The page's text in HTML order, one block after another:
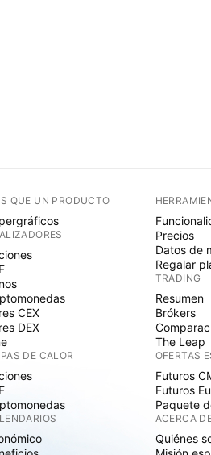
QUE UN PRODUCTO
CEX
DEX
DE CALOR
Precios
Datos de
Regalar
TRADING
Resumen
Brókers
The Leap
OFERTAS
Futuros
Futuros
Paquete
ACERCA
Quiénes